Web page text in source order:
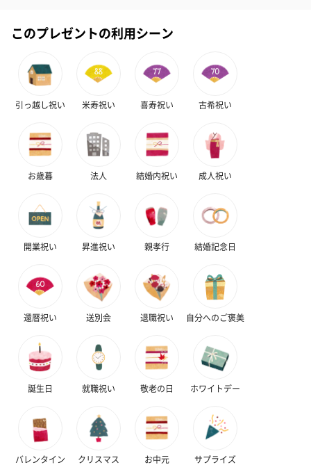
このプレゼントの利用シーン
引っ越し祝い 米寿祝い 喜寿祝い 古希祝い
お歳暮 法人 結婚内祝い 成人祝い
開業祝い 昇進祝い 親孝行 結婚記念日
還暦祝い 送別会 退職祝い 自分へのご褒美
誕生日 就職祝い 敬老の日 ホワイトデー
バレンタイン クリスマス お中元 サプライズ